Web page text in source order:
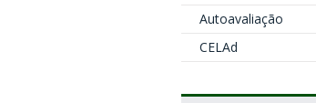
Autoavaliação
CELAd